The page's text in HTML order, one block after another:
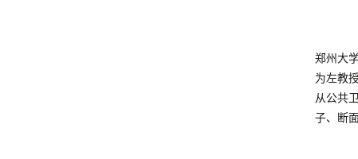
郑州大
为左教
从公共
子、断